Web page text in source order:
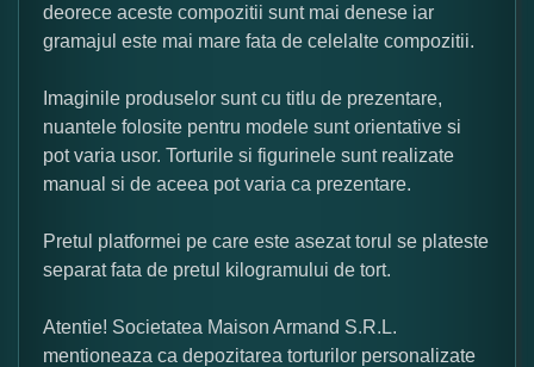
deorece aceste compozitii sunt mai denese iar
gramajul este mai mare fata de celelalte compozitii.
Imaginile produselor sunt cu titlu de prezentare,
nuantele folosite pentru modele sunt orientative si
pot varia usor. Torturile si figurinele sunt realizate
manual si de aceea pot varia ca prezentare.
Pretul platformei pe care este asezat torul se plateste
separat fata de pretul kilogramului de tort.
Atentie! Societatea Maison Armand S.R.L.
mentioneaza ca depozitarea torturilor personalizate